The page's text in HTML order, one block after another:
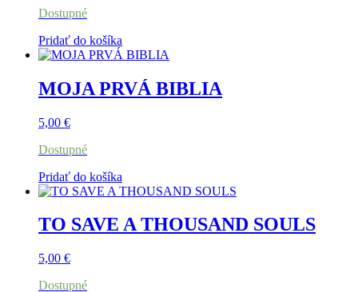
Dostupné
Pridať do košíka
MOJA PRVÁ BIBLIA
5,00 €
Dostupné
Pridať do košíka
TO SAVE A THOUSAND SOULS
5,00 €
Dostupné